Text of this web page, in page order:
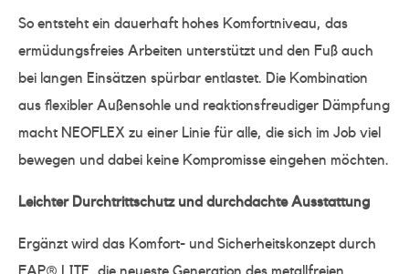
So entsteht ein dauerhaft hohes Komfortniveau, das
ermüdungsfreies Arbeiten unterstützt und den Fuß auch
bei langen Einsätzen spürbar entlastet. Die Kombination
aus flexibler Außensohle und reaktionsfreudiger Dämpfung
macht NEOFLEX zu einer Linie für alle, die sich im Job viel
bewegen und dabei keine Kompromisse eingehen möchten.
Leichter Durchtrittschutz und durchdachte Ausstattung
Ergänzt wird das Komfort- und Sicherheitskonzept durch